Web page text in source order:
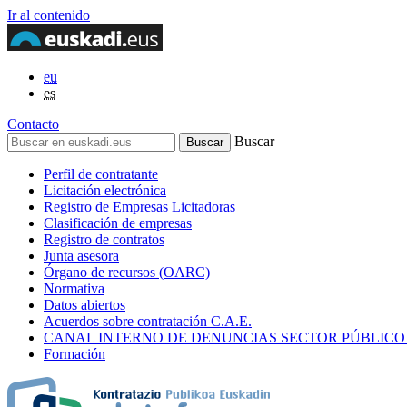
Ir al contenido
eu
es
Contacto
Buscar
Perfil de contratante
Licitación electrónica
Registro de Empresas Licitadoras
Clasificación de empresas
Registro de contratos
Junta asesora
Órgano de recursos (OARC)
Normativa
Datos abiertos
Acuerdos sobre contratación C.A.E.
CANAL INTERNO DE DENUNCIAS SECTOR
Formación